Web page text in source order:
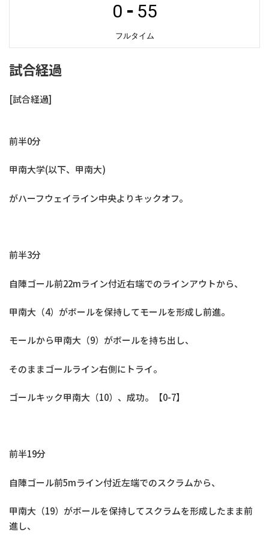
0 - 55
フルタイム
試合経過
[試合経過]
前半0分
甲南大学(以下、甲南大)
がハーフウェイライン中央よりキックオフ。
前半3分
自陣ゴール前22mライン付近右端でのラインアウトから、
甲南大（4）がボールを保持してモールを形成し前進。
モールから甲南大（9）がボールを持ち出し、
そのままゴールライン右側にトライ。
ゴールキック甲南大（10）、成功。【0-7】
前半19分
自陣ゴール前5mライン付近左端でのスクラムから、
甲南大（19）がボールを保持してスクラムを形成したまま前
進し、